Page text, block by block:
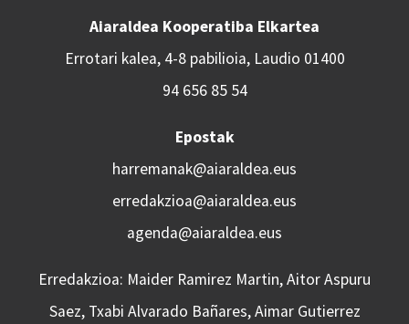
Aiaraldea Kooperatiba Elkartea
Errotari kalea, 4-8 pabilioia, Laudio 01400
94 656 85 54
Epostak
harremanak@aiaraldea.eus
erredakzioa@aiaraldea.eus
agenda@aiaraldea.eus
Erredakzioa: Maider Ramirez Martin, Aitor Aspuru
Saez, Txabi Alvarado Bañares, Aimar Gutierrez